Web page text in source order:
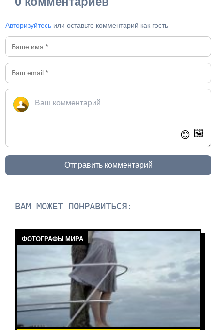
Авторизуйтесь или оставьте комментарий как гость
😊 🖼️
Отправить комментарий
ВАМ МОЖЕТ ПОНРАВИТЬСЯ:
ФОТОГРАФЫ МИРА